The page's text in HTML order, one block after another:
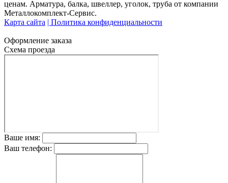
ценам. Арматура, балка, швеллер, уголок, труба от компании
Металлокомплект-Сервис.
Карта сайта | Политика конфиденциальности
Оформление заказа
Схема проезда
Ваше имя:
Ваш телефон: